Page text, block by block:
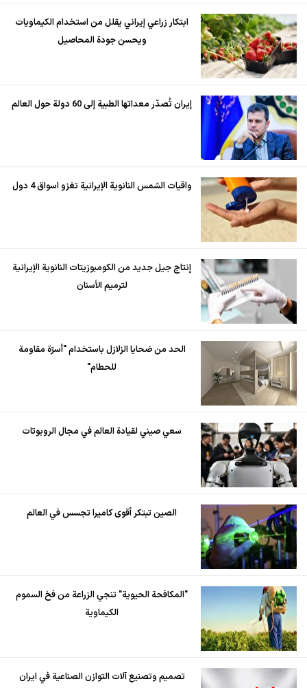
ابتكار زراعي إيراني يقلل من استخدام الكيماويات
ويحسن جودة المحاصيل
إيران تُصدّر معداتها الطبية إلى 60 دولة حول العالم
واقيات الشمس النانوية الإيرانية تغزو اسواق 4 دول
إنتاج جيل جديد من الكومبوزيتات النانوية الإيرانية
لترميم الأسنان
الحد من ضحايا الزلازل باستخدام "أسرّة مقاومة
للحطام"
سعي صيني لقيادة العالم في مجال الروبوتات
الصين تبتكر أقوى كاميرا تجسس في العالم
"المكافحة الحيوية" تنجي الزراعة من فخ السموم
الكيماوية
تصميم وتصنيع آلات التوازن الصناعية في ايران